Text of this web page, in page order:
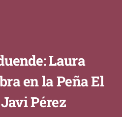
Laura
en la Peña El
Pérez